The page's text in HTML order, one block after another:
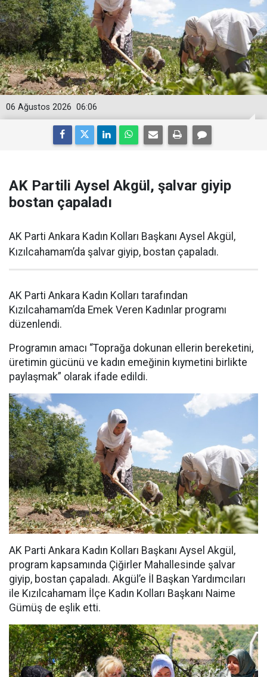
06:06
06 Ağustos 2026
AK Partili Aysel Akgül, şalvar giyip
bostan çapaladı
AK Parti Ankara Kadın Kolları Başkanı Aysel Akgül,
Kızılcahamam’da şalvar giyip, bostan çapaladı.
AK Parti Ankara Kadın Kolları tarafından
Kızılcahamam’da Emek Veren Kadınlar programı
düzenlendi.
Programın amacı “Toprağa dokunan ellerin bereketini,
üretimin gücünü ve kadın emeğinin kıymetini birlikte
paylaşmak” olarak ifade edildi.
AK Parti Ankara Kadın Kolları Başkanı Aysel Akgül,
program kapsamında Çiğirler Mahallesinde şalvar
giyip, bostan çapaladı. Akgül’e İl Başkan Yardımcıları
ile Kızılcahamam İlçe Kadın Kolları Başkanı Naime
Gümüş de eşlik etti.